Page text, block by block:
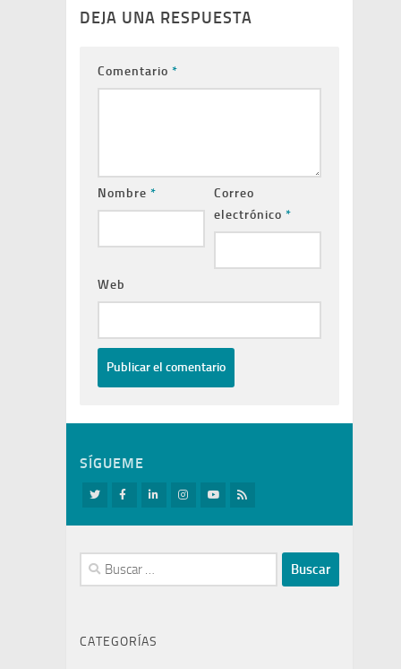
DEJA UNA RESPUESTA
Comentario *
Nombre *
Correo
electrónico *
Web
SÍGUEME
Buscar:
CATEGORÍAS